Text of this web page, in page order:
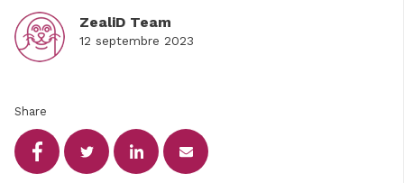
ZealiD Team
12 septembre 2023
Share